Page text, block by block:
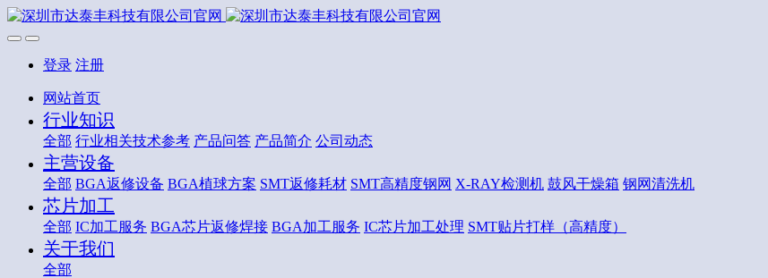
登录 注册
网站首页
行业知识
全部 行业相关技术参考 产品问答 产品简介 公司动态
主营设备
全部 BGA返修设备 BGA植球方案 SMT返修耗材 SMT高精度钢网 X-RAY检测机 鼓风干燥箱 钢网清洗机
芯片加工
全部 IC加工服务 BGA芯片返修焊接 BGA加工服务 IC芯片加工处理 SMT贴片打样（高精度）
关于我们
全部